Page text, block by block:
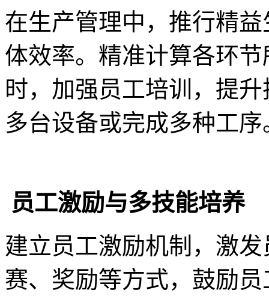
在生产管理中，推行精
体效率。精准计算各环
时，加强员工培训，提
多台设备或完成多种工序
员工激励与多技能培养
建立员工激励机制，激
赛、奖励等方式，鼓励